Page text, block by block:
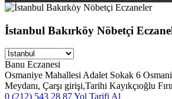
İstanbul Bakırköy Nöbetçi
Banu Eczanesi
Osmaniye Mahallesi Adalet Sokak 6
Meydanı, Çarşı girişi,Tarihi Kayıkçıoğlu
0 (212) 543 28 87Yol Tarifi Al